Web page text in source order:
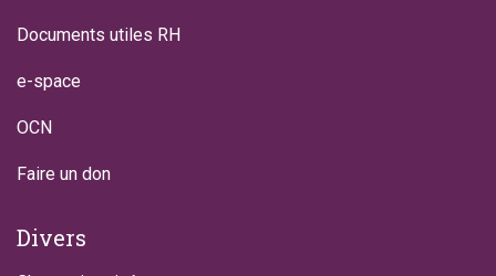
Documents utiles RH
e-space
OCN
Faire un don
Divers